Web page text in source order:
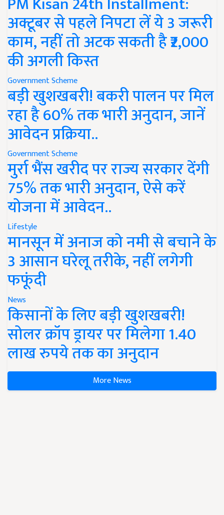
अक्टूबर से पहले निपटा लें ये 3 जरूरी
काम, नहीं तो अटक सकती है ₹2,000
की अगली किस्त
Government Scheme
बड़ी खुशखबरी! बकरी पालन पर मिल
रहा है 60% तक भारी अनुदान, जानें
आवेदन प्रक्रिया..
Government Scheme
मुर्रा भैंस खरीद पर राज्य सरकार देंगी
75% तक भारी अनुदान, ऐसे करें
योजना में आवेदन..
Lifestyle
मानसून में अनाज को नमी से बचाने के
3 आसान घरेलू तरीके, नहीं लगेगी
फफूंदी
News
किसानों के लिए बड़ी खुशखबरी!
सोलर क्रॉप ड्रायर पर मिलेगा 1.40
लाख रुपये तक का अनुदान
More News